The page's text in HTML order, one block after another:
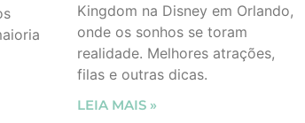
Kingdom na Disney em Orlando,
onde os sonhos se toram
realidade. Melhores atrações,
filas e outras dicas.
LEIA MAIS »